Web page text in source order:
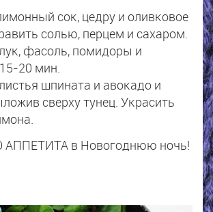
сок, цедру и оливковое
солью, перцем и сахаром.
фасоль, помидоры и
20 мин.
шпината и авокадо и
сверху тунец. Украсить
в Новогоднюю ночь!